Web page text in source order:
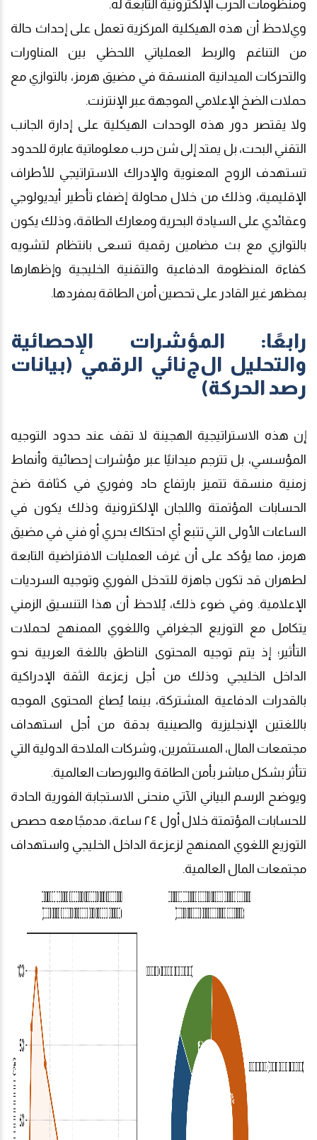
ومنظومات الحرب الإلكترونية التابعة له.
ويلاحظ أن هذه الهيكلية المركزية تعمل على إحداث حالة
من التناغم والربط العملياتي اللحظي بين المناورات
والتحركات الميدانية المنسقة في مضيق هرمز، بالتوازي مع
حملات الضخ الإعلامي الموجهة عبر الإنترنت.
ولا يقتصر دور هذه الوحدات الهيكلية على إدارة الجانب
التقني البحت، بل يمتد إلى شن حرب معلوماتية عابرة للحدود
تستهدف الروح المعنوية والإدراك الاستراتيجي للأطراف
الإقليمية، وذلك من خلال محاولة إضفاء تأطير أيديولوجي
وعقائدي على السيادة البحرية ومعارك الطاقة، وذلك يكون
بالتوازي مع بث مضامين رقمية تسعى بانتظام لتشويه
كفاءة المنظومة الدفاعية والتقنية الخليجية وإظهارها
بمظهر غير القادر على تحصين أمن الطاقة بمفردها.
رابعًا: المؤشرات الإحصائية
والتحليل الجنائي الرقمي (بيانات
رصد الحركة)
إن هذه الاستراتيجية الهجينة لا تقف عند حدود التوجيه
المؤسسي، بل تترجم ميدانيًا عبر مؤشرات إحصائية وأنماط
زمنية منسقة تتميز بارتفاع حاد وفوري في كثافة ضخ
الحسابات المؤتمتة واللجان الإلكترونية وذلك يكون في
الساعات الأولى التي تتبع أي احتكاك بحري أو فني في مضيق
هرمز، مما يؤكد على أن غرف العمليات الافتراضية التابعة
لطهران قد تكون جاهزة للتدخل الفوري وتوجيه السرديات
الإعلامية. وفي ضوء ذلك، يُلاحظ أن هذا التنسيق الزمني
يتكامل مع التوزيع الجغرافي واللغوي الممنهج لحملات
التأثير؛ إذ يتم توجيه المحتوى الناطق باللغة العربية نحو
الداخل الخليجي وذلك من أجل زعزعة الثقة الإدراكية
بالقدرات الدفاعية المشتركة، بينما يُصاغ المحتوى الموجه
باللغتين الإنجليزية والصينية بدقة من أجل استهداف
مجتمعات المال، المستثمرين، وشركات الملاحة الدولية التي
تتأثر بشكل مباشر بأمن الطاقة والبورصات العالمية.
ويوضح الرسم البياني الآتي منحنى الاستجابة الفورية الحادة
للحسابات المؤتمتة خلال أول ٢٤ ساعة، مدمجًا معه حصص
التوزيع اللغوي الممنهج لزعزعة الداخل الخليجي واستهداف
مجتمعات المال العالمية.